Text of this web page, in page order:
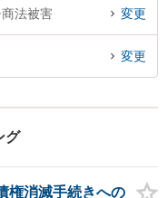
法被害 変更
変更
グ
権消滅手続きへの